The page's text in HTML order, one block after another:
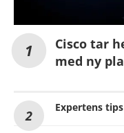
Cisco tar
med ny
Expertens